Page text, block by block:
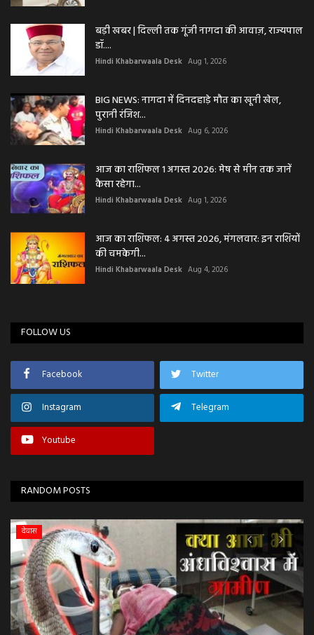
बड़ी खबर | दिल्ली तक गूंजी नागदा की आवाज़, राज्यपाल
डॉ....
Hindi Khabarwaala Desk Aug 1, 2026
BIG NEWS: नागदा में दिनदहाड़े मौत का खूनी खेल,
पुरानी रंजिश...
Hindi Khabarwaala Desk Aug 6, 2026
आज का राशिफल 1 अगस्त 2026: मेष से मीन तक जानें
कैसा रहेगा...
Hindi Khabarwaala Desk Aug 1, 2026
आज का राशिफल: 4 अगस्त 2026, मंगलवार: इन राशियों
की चमकेगी...
Hindi Khabarwaala Desk Aug 4, 2026
FOLLOW US
Facebook Twitter
Instagram Telegram
Youtube
RANDOM POSTS
देवास